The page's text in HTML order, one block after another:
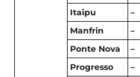
Itaipu
–
Manfrin
–
Ponte Nova
–
Progresso
–